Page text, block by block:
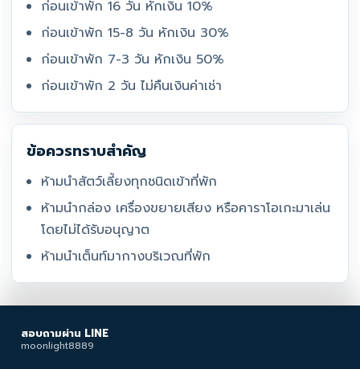
ก่อนเข้าพัก 16 วัน หักเงิน 10%
ก่อนเข้าพัก 15-8 วัน หักเงิน 30%
ก่อนเข้าพัก 7-3 วัน หักเงิน 50%
ก่อนเข้าพัก 2 วัน ไม่คืนเงินค่าเช่า
ข้อควรทราบสำคัญ
ห้ามนำสัตว์เลี้ยงทุกชนิดเข้าที่พัก
ห้ามนำกล่อง เครื่องขยายเสียง หรือคาราโอเกะมาเล่น
โดยไม่ได้รับอนุญาต
ห้ามนำเต็นท์มากางบริเวณที่พัก
สอบถามผ่าน LINE
moonlight8889